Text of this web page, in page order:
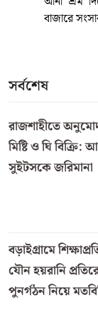
বাজারে
সর্বশেষ
রাজশাহীতে
মিষ্টি ও ঘি বিক্রি:
সুইটসকে জরিমানা
বড়াইগ্রামে
যৌন হয়রানি
পুনর্গঠন নিয়ে